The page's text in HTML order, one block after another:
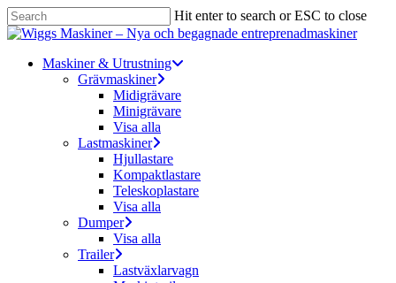
Skip
to
content
Hit enter to search or ESC to close
Close
Menu
Maskiner & Utrustning
Grävmaskiner
Midigrävare
Minigrävare
Visa alla
Lastmaskiner
Hjullastare
Kompaktlastare
Teleskoplastare
Visa alla
Dumper
Visa alla
Trailer
Lastväxlarvagn